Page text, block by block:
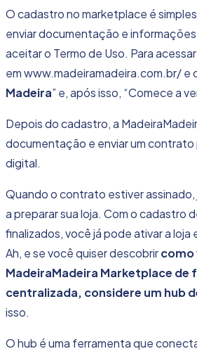
O cadastro no marketplace é
enviar documentação e
aceitar o Termo de Uso. Para
emwww.madeiramadeira.com.br/e
Madeira” e, após isso, “Comece a
Depois do cadastro, a
documentação e enviar um contrato
digital.
Quando o contrato estiver
a preparar sua loja. Com o cadastro
finalizados, você já pode ativar a loja
Ah, e se você quiser descobrircomo
MadeiraMadeira Marketplace de
centralizada, considere um hub
isso.
O hub é uma ferramenta que